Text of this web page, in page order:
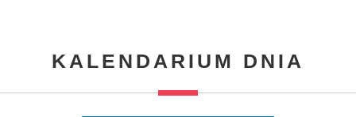
KALENDARIUM DNIA